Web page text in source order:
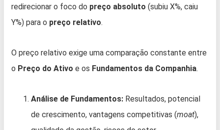
redirecionar o foco do preço absoluto (subiu X%, caiu
Y%) para o preço relativo.
O preço relativo exige uma comparação constante entre
o Preço do Ativo e os Fundamentos da Companhia.
Análise de Fundamentos: Resultados, potencial
de crescimento, vantagens competitivas (moat),